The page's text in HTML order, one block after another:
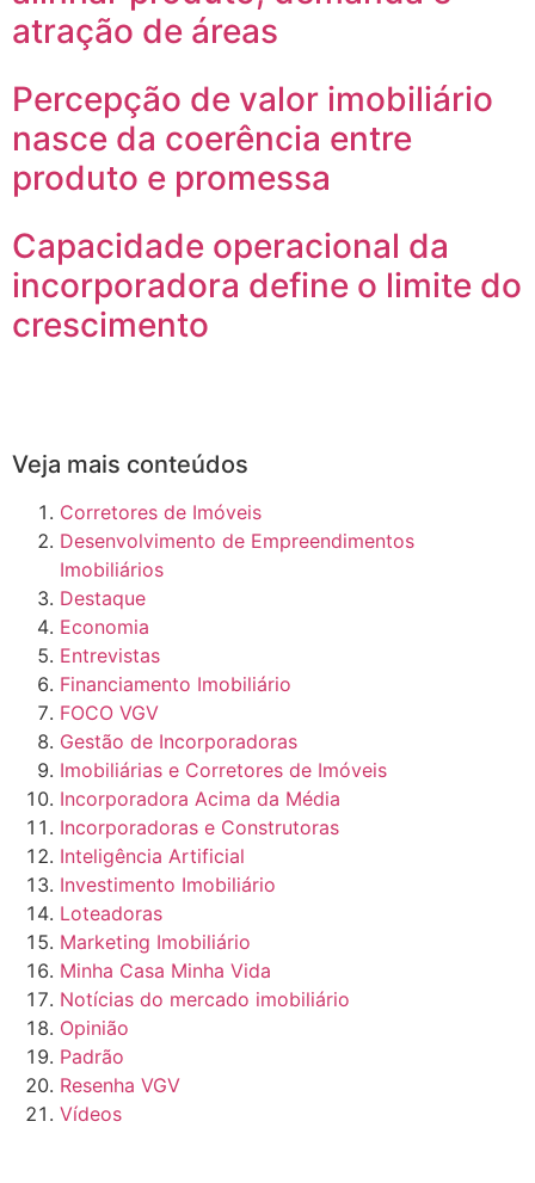
atração de áreas
Percepção de valor imobiliário
nasce da coerência entre
produto e promessa
Capacidade operacional da
incorporadora define o limite do
crescimento
Veja mais conteúdos
Corretores de Imóveis
Desenvolvimento de Empreendimentos
Imobiliários
Destaque
Economia
Entrevistas
Financiamento Imobiliário
FOCO VGV
Gestão de Incorporadoras
Imobiliárias e Corretores de Imóveis
Incorporadora Acima da Média
Incorporadoras e Construtoras
Inteligência Artificial
Investimento Imobiliário
Loteadoras
Marketing Imobiliário
Minha Casa Minha Vida
Notícias do mercado imobiliário
Opinião
Padrão
Resenha VGV
Vídeos